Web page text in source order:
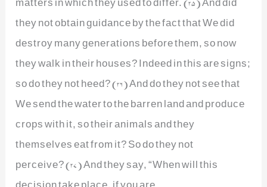
they not obtain guidance by the fact that We did
destroy many generations before them, so now
they walk in their houses? Indeed in this are signs;
so do they not heed? (26) And do they not see that
We send the water to the barren land and produce
crops with it, so their animals and they
themselves eat from it? So do they not
perceive? (27) And they say, “When will this